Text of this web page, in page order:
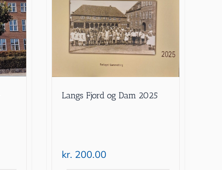
Langs Fjord og Dam 2025
kr. 200.00